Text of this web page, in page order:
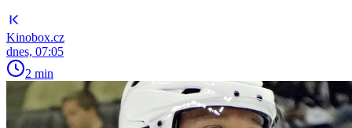
Kinobox.cz
dnes, 07:05
2 min